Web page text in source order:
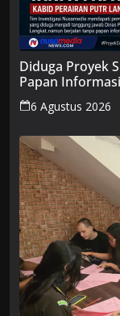
Diduga Proyek
Papan
Bungkam
6 Agustus 2026